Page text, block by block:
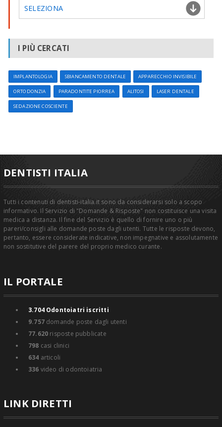
SELEZIONA
I PIÙ CERCATI
IMPLANTOLOGIA SBIANCAMENTO DENTALE APPARECCHIO INVISIBILE
ORTODONZIA PARADONTITE PIORREA ALITOSI LASER DENTALE
SEDAZIONE COSCIENTE
DENTISTI ITALIA
Tutti i contenuti di dentisti-italia.it sono da considerarsi solo a scopo
informativo. Il Servizio di "Domande & Risposte" non costituisce una visita
medica a distanza. Il fine del Servizio è quello di fornire uno o più
pareri/consigli alle domande poste dagli utenti. Tutte le risposte devono,
pertanto, essere considerate indicative, non impegnative e assolutamente
non sostitutive del parere del proprio medico curante.
IL PORTALE
3.704Odontoiatri iscritti
9.757domande poste dagli utenti
77.620 risposte pubblicate
798 casi clinici
634 articoli
336 video di odontoiatria
LINK DIRETTI